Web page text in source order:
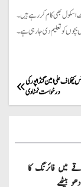
نے کہا کہ طلبا کے لیے غزہ کے اندر الخدمت کے 2 ٹینٹ اسکول بھی کام کر رہے ہیں۔
بچوں کو تعلیم دی جا رہی ہے۔
علی امین گنڈاپور کی
درخواست نمٹا دی
میں فائرنگ کا
بیٹھے